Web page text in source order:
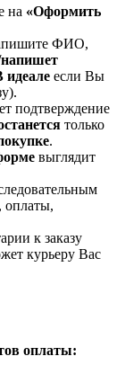
на «Оформить
ФИО,
напишет
идеале если Вы
подтверждение
только
.
выглядит
оплаты,
к заказу
курьеру Вас
оплаты: